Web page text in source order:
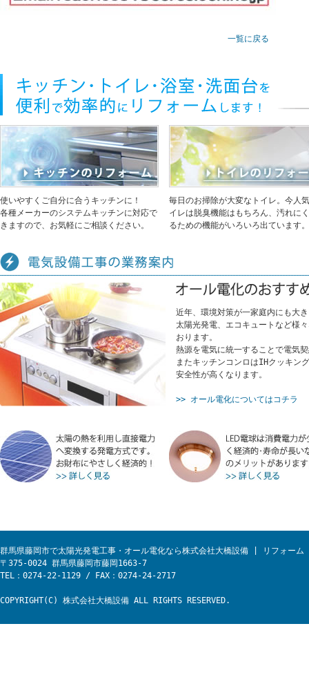
一覧に戻る
使いやすくご自分に合うキッチンに！
各種メーカーのシステムキッチンに対応で
きますので、お気軽にご相談ください。
毎日のお掃除が大変なトイレ。今人
イレは脱臭機能はもちろん、汚れに
るための機能がいろいろ出ています。
近年、環境対策が一家庭内にも大
太陽光発電、エコキュートなど様
おります。
熱源を電気に統一することで電気
またキッチンコンロはIHクッキン
安全性が高くなります。
>> オール電化についてはコチラ
群馬県藤岡市で太陽光発電工事・オール電化なら株式会社大橋設備 | リフォーム
〒375-0024 群馬県藤岡市藤岡1663-7
TEL：0274-22-1129 / FAX：0274-24-2717
COPYRIGHT(C) 株式会社大橋設備 ALL RIGHTS RESERVED.